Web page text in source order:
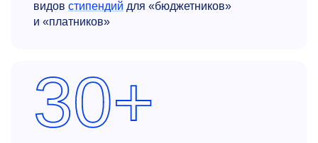
видов стипендий для «бюджетников»
и «платников»
30+